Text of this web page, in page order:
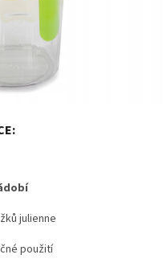
julienne
použití